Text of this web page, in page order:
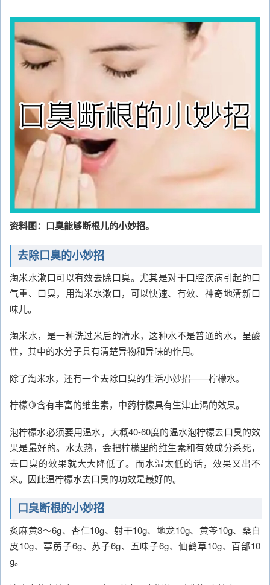
资料图：口臭能够断根儿的小妙招。
去除口臭的小妙招
淘米水漱口可以有效去除口臭。尤其是对于口腔疾病引起的口
气重、口臭，用淘米水漱口，可以快速、有效、神奇地清新口
味儿。
淘米水，是一种洗过米后的清水，这种水不是普通的水，呈酸
性，其中的水分子具有清楚异物和异味的作用。
除了淘米水，还有一个去除口臭的生活小妙招——柠檬水。
柠檬🍋含有丰富的维生素，中药柠檬具有生津止渴的效果。
泡柠檬水必须要用温水，大概40-60度的温水泡柠檬去口臭的效
果是最好的。水太热，会把柠檬里的维生素和有效成分杀死，
去口臭的效果就大大降低了。而水温太低的话，效果又出不
来。因此温柠檬水去口臭的功效是最好的。
口臭断根的小妙招
炙麻黄3～6g、杏仁10g、射干10g、地龙10g、黄芩10g、桑白
皮10g、葶苈子6g、苏子6g、五味子6g、仙鹤草10g、百部10
g。